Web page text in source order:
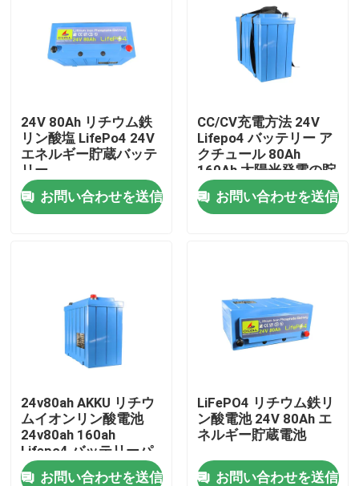
VRショー
企業情報
会社案内
24V 80Ah リチウム鉄
リン酸塩 LifePo4 24V
エネルギー貯蔵バッテ
リー
お問い合わせを送信
CC/CV充電方法 24V
Lifepo4 バッテリー ア
クチュール 80Ah
160Ah 太陽光発電の貯
蔵用
お問い合わせを送信
24v80ah AKKU リチウ
ムイオンリン酸電池
24v80ah 160ah
Lifepo4 バッテリーパ
ック
お問い合わせを送信
LiFePO4 リチウム鉄リ
ン酸電池 24V 80Ah エ
ネルギー貯蔵電池
お問い合わせを送信